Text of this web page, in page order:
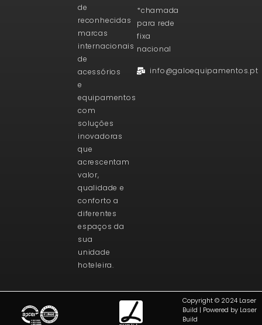
de
reconhecidas
marcas
internacionais
de
acessórios
e
equipamentos
com
soluções
inovadoras
que
acrescentam
valor,
qualidade e
conforto a
diferentes
espaços da
sua
unidade
hoteleira.
*chamada
para rede
fixa
nacional
info@galoequipamentos.pt
Copyright © 2024 Laser
Build | Powered by Laser
Build